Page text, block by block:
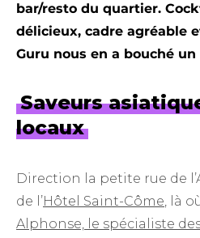
bar/resto du quartier.
délicieux, cadre agréable
Guru nous en a bouché un
Saveurs
locaux
Direction la petite rue de
de l’Hôtel Saint-Côme, là
Alphonse, le spécialiste